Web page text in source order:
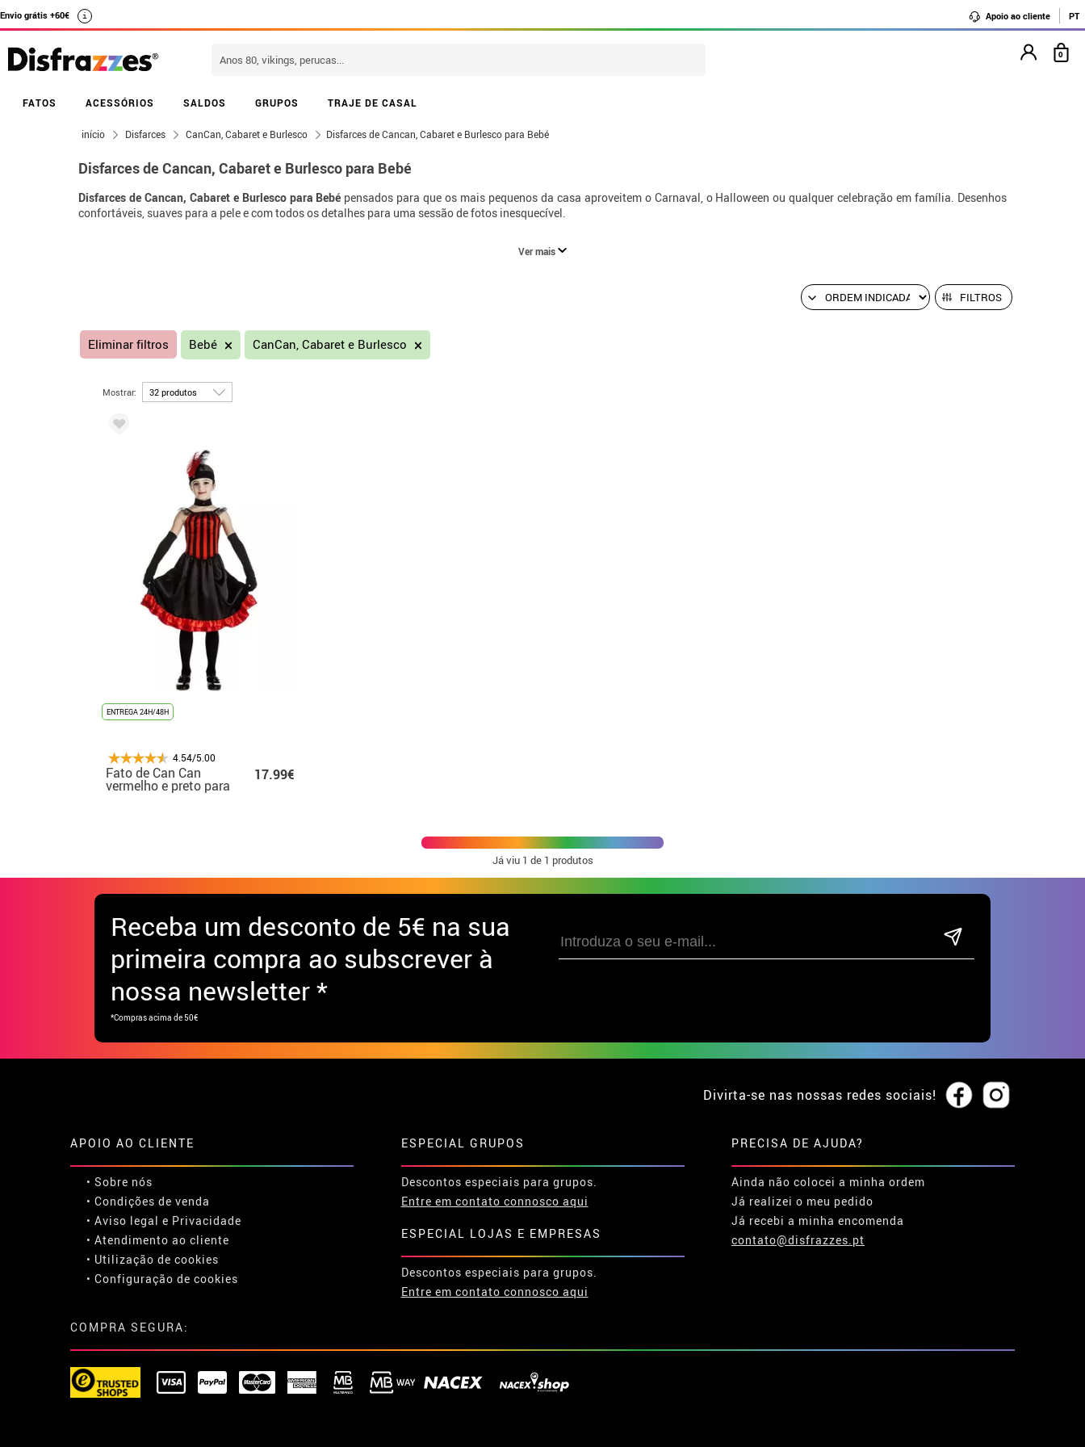
Envio grátis +60€ i Apoio ao cliente PT
FATOS ACESSÓRIOS SALDOS GRUPOS TRAJE DE CASAL
0
início Disfarces CanCan, Cabaret e Burlesco Disfarces de Cancan, Cabaret e Burlesco para Bebé
Disfarces de Cancan, Cabaret e Burlesco para Bebé
Disfarces de Cancan, Cabaret e Burlesco para Bebé pensados para que os mais pequenos da casa aproveitem o Carnaval, o Halloween ou qualquer celebração em família. Desenhos
confortáveis, suaves para a pele e com todos os detalhes para uma sessão de fotos inesquecível.
Ver mais
FILTROS
Eliminar filtros Bebé CanCan, Cabaret e Burlesco
Mostrar:
ENTREGA 24H/48H
4.54/5.00
Fato de Can Can
vermelho e preto para
17.99€
Já viu 1 de 1 produtos
Receba um desconto de 5€ na sua
primeira compra ao subscrever à
nossa newsletter *
*Compras acima de 50€
Divirta-se nas nossas redes sociais!
APOIO AO CLIENTE
• Sobre nós
• Condições de venda
• Aviso legal e Privacidade
• Atendimento ao cliente
• Utilização de cookies
• Configuração de cookies
ESPECIAL GRUPOS
Descontos especiais para grupos.
Entre em contato connosco aqui
ESPECIAL LOJAS E EMPRESAS
Descontos especiais para grupos.
Entre em contato connosco aqui
PRECISA DE AJUDA?
Ainda não colocei a minha ordem
Já realizei o meu pedido
Já recebi a minha encomenda
contato@disfrazzes.pt
COMPRA SEGURA: